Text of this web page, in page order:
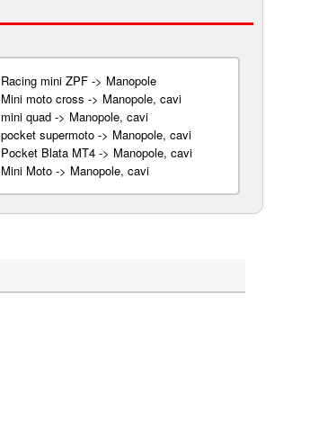
Racing mini ZPF -> Manopole
Mini moto cross -> Manopole, cavi
mini quad -> Manopole, cavi
pocket supermoto -> Manopole, cavi
Pocket Blata MT4 -> Manopole, cavi
Mini Moto -> Manopole, cavi